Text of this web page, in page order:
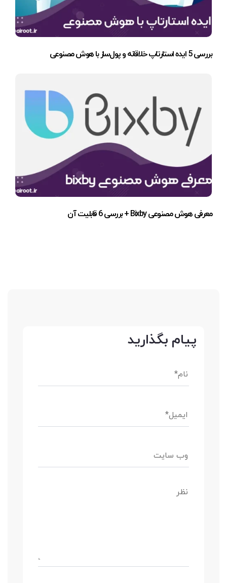
بررسی 5 ایده استارتاپ خلاقانه و پول‌ساز با هوش مصنوعی
معرفی هوش مصنوعی Bixby + بررسی 6 قابلیت آن
پیام بگذارید